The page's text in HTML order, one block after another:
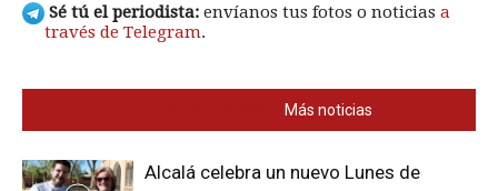
Sé tú el periodista: envíanos tus fotos o noticias a
través de Telegram.
Más noticias
Alcalá celebra un nuevo Lunes de